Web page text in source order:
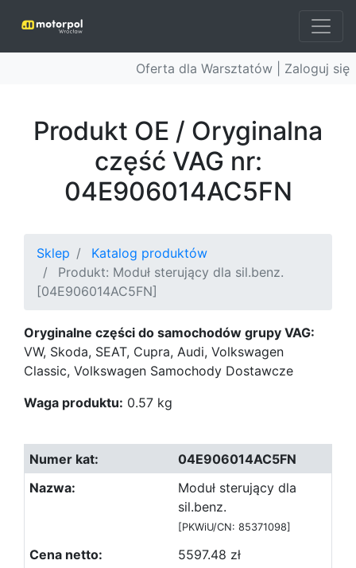
Oferta dla Warsztatów | Zaloguj się
Produkt OE / Oryginalna
część VAG nr:
04E906014AC5FN
Sklep
Katalog produktów
Produkt: Moduł sterujący dla sil.benz.
[04E906014AC5FN]
Oryginalne części do samochodów grupy VAG:
VW, Skoda, SEAT, Cupra, Audi, Volkswagen
Classic, Volkswagen Samochody Dostawcze
Waga produktu: 0.57 kg
04E906014AC5FN
Moduł sterujący dla
sil.benz.
[PKWiU/CN: 85371098]
5597.48 zł